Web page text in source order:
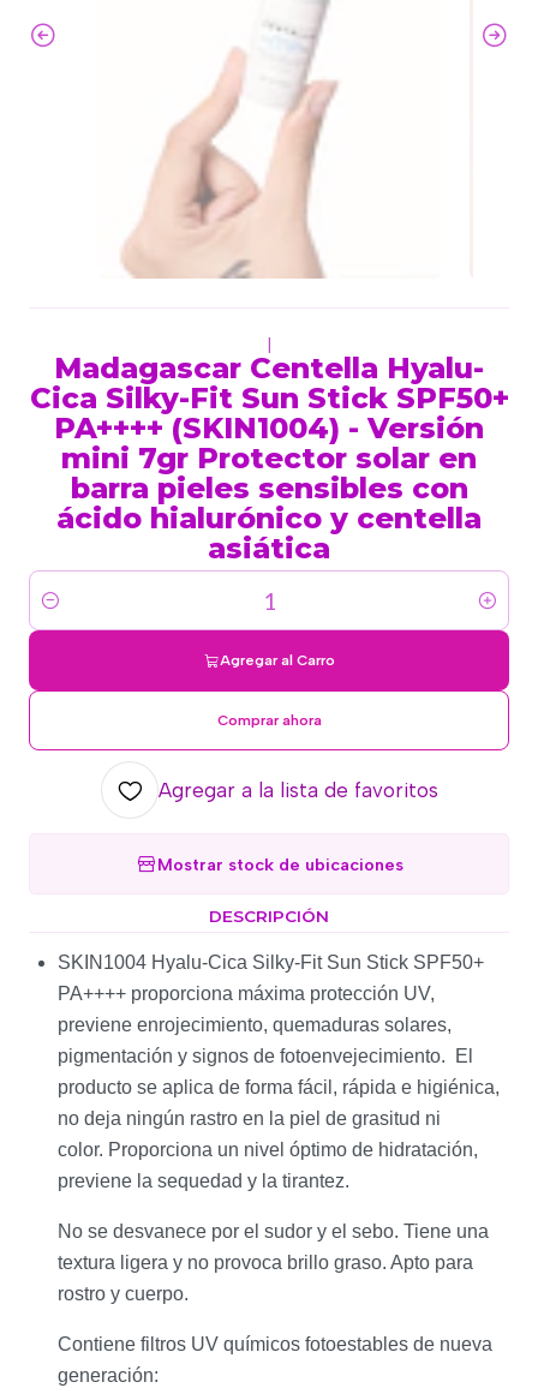
Madagascar Centella Hyalu-
Cica Silky-Fit Sun Stick SPF50+
PA++++ (SKIN1004) - Versión
mini 7gr Protector solar en
barra pieles sensibles con
ácido hialurónico y centella
asiática
Cantidad
Agregar al Carro
Comprar ahora
Agregar a la lista de favoritos
Mostrar stock de ubicaciones
DESCRIPCIÓN
SKIN1004 Hyalu-Cica Silky-Fit Sun Stick SPF50+
PA++++ proporciona máxima protección UV,
previene enrojecimiento, quemaduras solares,
pigmentación y signos de fotoenvejecimiento. El
producto se aplica de forma fácil, rápida e higiénica,
no deja ningún rastro en la piel de grasitud ni
color. Proporciona un nivel óptimo de hidratación,
previene la sequedad y la tirantez.
No se desvanece por el sudor y el sebo. Tiene una
textura ligera y no provoca brillo graso. Apto para
rostro y cuerpo.
Contiene filtros UV químicos fotoestables de nueva
generación: